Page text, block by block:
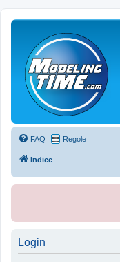
FAQ Regole
Indice
Login